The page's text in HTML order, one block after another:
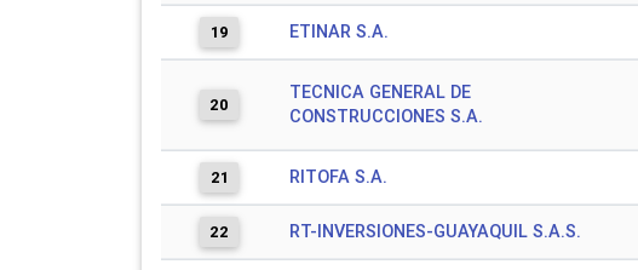
19 ETINAR S.A.
20
TECNICA GENERAL DE
CONSTRUCCIONES S.A.
21 RITOFA S.A.
22 RT-INVERSIONES-GUAYAQUIL S.A.S.